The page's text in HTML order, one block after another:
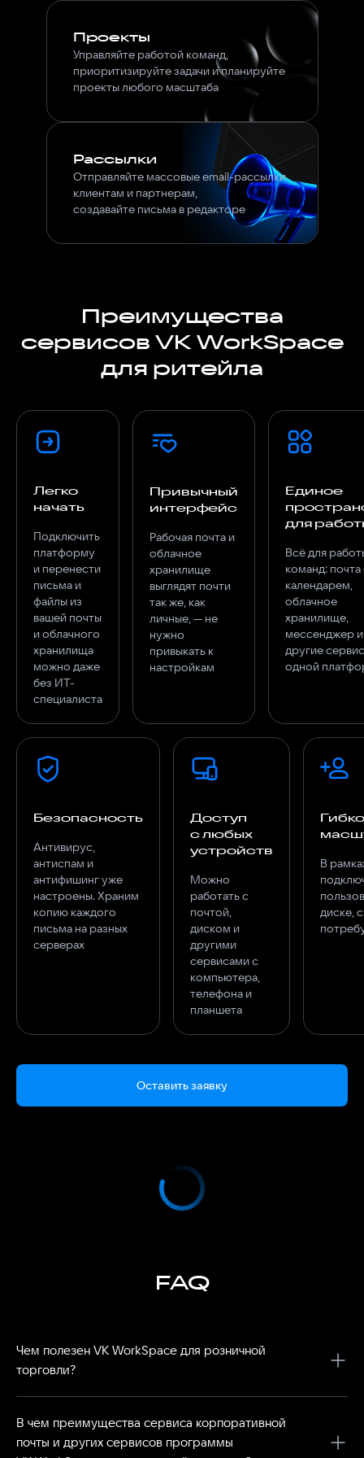
Проекты
Управляйте работой команд,
приоритизируйте задачи и планируйте
проекты любого масштаба
Рассылки
Отправляйте массовые email-рассылки
клиентам и партнерам,
создавайте письма в редакторе
Преимущества
сервисов VK WorkSpace
для ритейла
Легко
начать
Подключить
платформу
и перенести
письма и
файлы из
вашей почты
и облачного
хранилища
можно даже
без ИТ-
специалиста
Привычный
интерфейс
Рабочая почта и
облачное
хранилище
выглядят почти
так же, как
личные, — не
нужно
привыкать к
настройкам
Единое
для
Всё для
команд: почта
календарем,
облачное
хранилище,
мессенджер и
другие
одной
Безопасность
Антивирус,
антиспам и
антифишинг уже
настроены. Храним
копию каждого
письма на разных
серверах
Доступ
с любых
устройств
Можно
работать с
почтой,
диском и
другими
сервисами с
компьютера,
телефона и
планшета
В
диске,
Оставить заявку
FAQ
Чем полезен VK WorkSpace для розничной
торговли?
как&nbsp;ритейл-сервис для&nbsp;деловой переписки
с&nbsp;контрагентами и&nbsp;партнерами, программу
для&nbsp;автоматизации торговли по&nbsp;почте,
В чем преимущества сервиса корпоративной
почты и других сервисов программы